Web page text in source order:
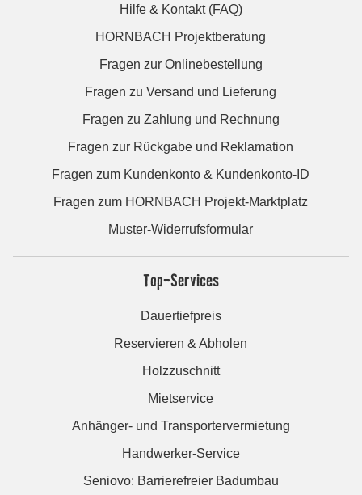
Hilfe & Kontakt (FAQ)
HORNBACH Projektberatung
Fragen zur Onlinebestellung
Fragen zu Versand und Lieferung
Fragen zu Zahlung und Rechnung
Fragen zur Rückgabe und Reklamation
Fragen zum Kundenkonto & Kundenkonto-ID
Fragen zum HORNBACH Projekt-Marktplatz
Muster-Widerrufsformular
Top-Services
Dauertiefpreis
Reservieren & Abholen
Holzzuschnitt
Mietservice
Anhänger- und Transportervermietung
Handwerker-Service
Seniovo: Barrierefreier Badumbau